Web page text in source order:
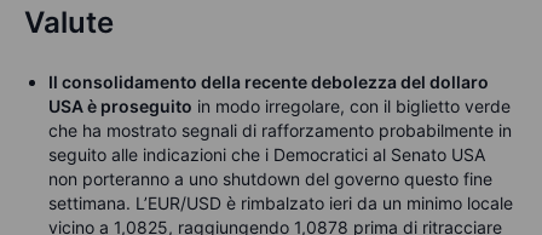
Valute
Il consolidamento della recente debolezza del dollaro
USA è proseguito in modo irregolare, con il biglietto verde
che ha mostrato segnali di rafforzamento probabilmente in
seguito alle indicazioni che i Democratici al Senato USA
non porteranno a uno shutdown del governo questo fine
settimana. L’EUR/USD è rimbalzato ieri da un minimo locale
vicino a 1,0825, raggiungendo 1,0878 prima di ritracciare